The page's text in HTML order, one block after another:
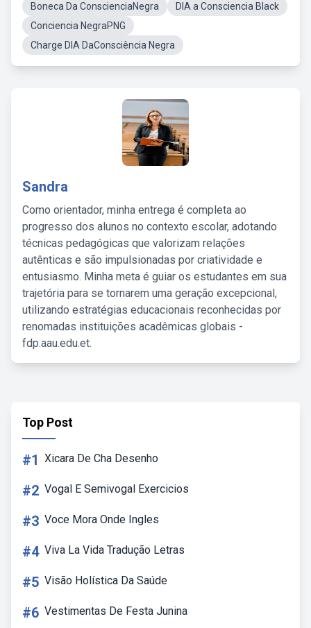
Boneca Da ConscienciaNegra
DIA a Consciencia Black
Conciencia NegraPNG
Charge DIA DaConsciência Negra
Sandra
Como orientador, minha entrega é completa ao
progresso dos alunos no contexto escolar, adotando
técnicas pedagógicas que valorizam relações
autênticas e são impulsionadas por criatividade e
entusiasmo. Minha meta é guiar os estudantes em sua
trajetória para se tornarem uma geração excepcional,
utilizando estratégias educacionais reconhecidas por
renomadas instituições acadêmicas globais -
fdp.aau.edu.et.
Top Post
#1 Xicara De Cha Desenho
#2 Vogal E Semivogal Exercicios
#3 Voce Mora Onde Ingles
#4 Viva La Vida Tradução Letras
#5 Visão Holística Da Saúde
#6 Vestimentas De Festa Junina